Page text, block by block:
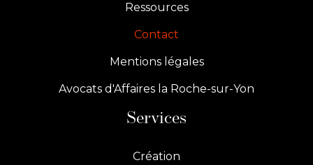
Ressources
Contact
Mentions légales
Avocats d'Affaires la Roche-sur-Yon
Services
Création